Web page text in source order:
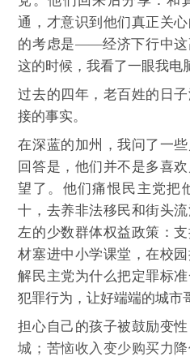
通，才意识到他们真正关
的考虑是——经济下行中这
这的时候，我看了一眼我电
过去的四年，老百姓的日
接的事实。
在深蓝的加州，我问了一
回答是，他们并不是多喜
望了。他们痛恨民主党把
十，去养非法移民和街头
左的少数群体权益政策：
材塞进中小学课堂，在校
解民主党为什么把定罪标
犯罪行为，让好端端的城
担心自己的孩子被鼓励变
城；苦恼收入变少购买力